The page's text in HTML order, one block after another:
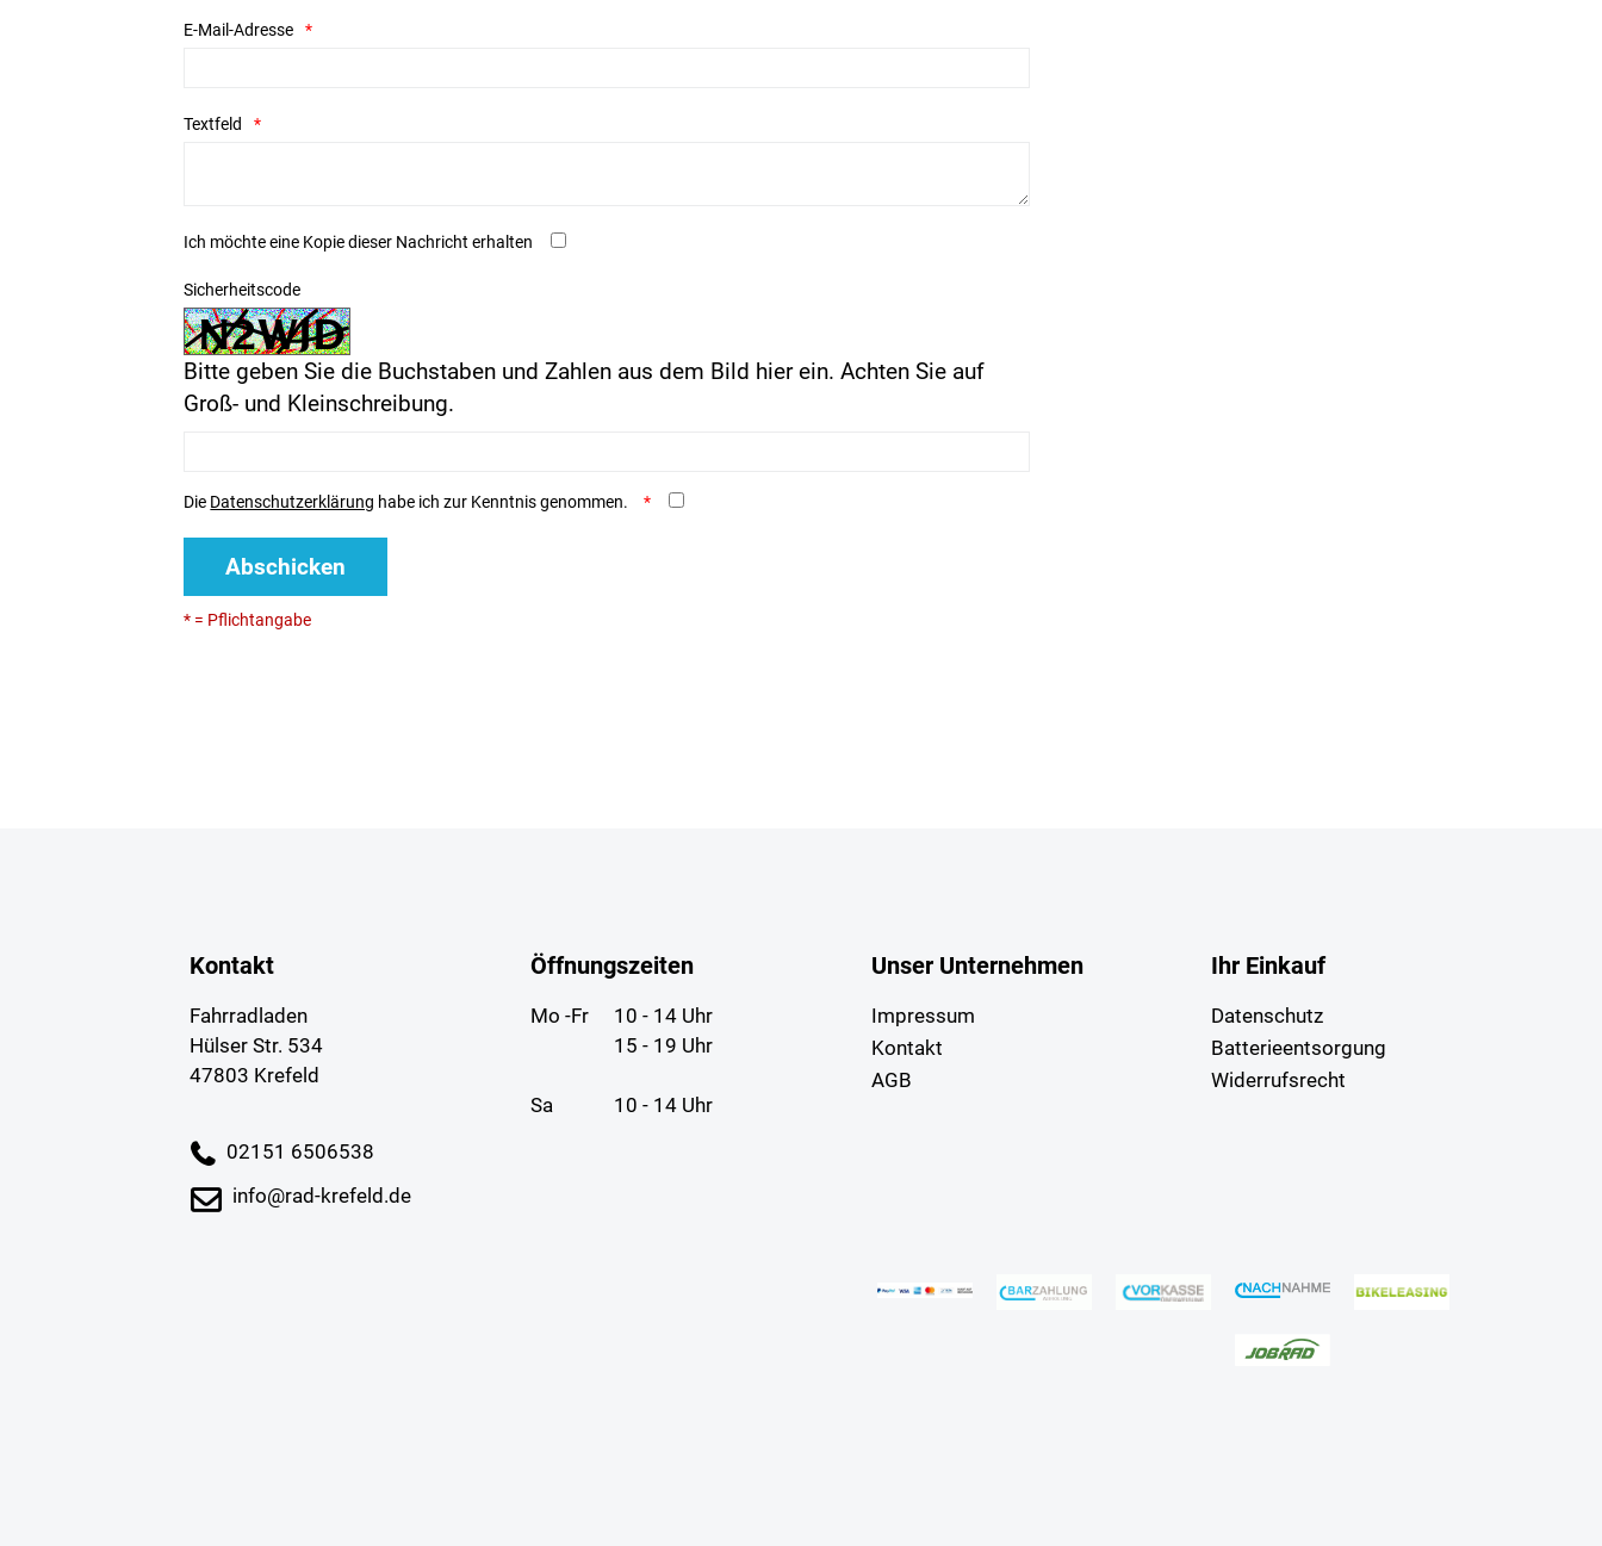
E-Mail-Adresse
Textfeld
Ich möchte eine Kopie dieser Nachricht erhalten
Sicherheitscode
Bitte geben Sie die Buchstaben und Zahlen aus dem Bild hier ein. Achten Sie auf
Groß- und Kleinschreibung.
Die Datenschutzerklärung habe ich zur Kenntnis genommen.
Abschicken
* = Pflichtangabe
Kontakt
Fahrradladen
Hülser Str. 534
47803 Krefeld
02151 6506538
info@rad-krefeld.de
Öffnungszeiten
Mo -Fr
10 - 14 Uhr
15 - 19 Uhr
Sa 10 - 14 Uhr
Unser Unternehmen
Impressum
Kontakt
AGB
Ihr Einkauf
Datenschutz
Batterieentsorgung
Widerrufsrecht